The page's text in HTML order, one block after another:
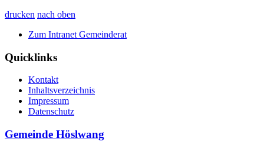
drucken nach oben
Zum Intranet Gemeinderat
Quicklinks
Kontakt
Inhaltsverzeichnis
Impressum
Datenschutz
Gemeinde Höslwang